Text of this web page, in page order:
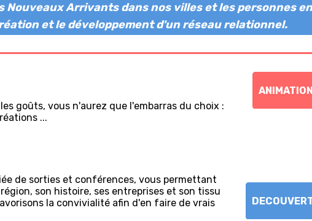
Nouveaux Arrivants dans nos villes et les personnes
et le développement d'un réseau relationnel.
goûts, vous n'aurez que l'embarras du choix :
...
de sorties et conférences, vous permettant
son histoire, ses entreprises et son tissu
la convivialité afin d'en faire de vrais